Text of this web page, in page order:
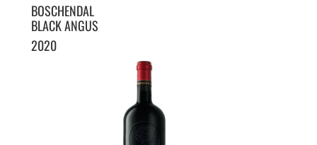
BOSCHENDAL
BLACK ANGUS
2020